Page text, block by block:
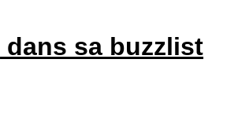
dans sa buzzlist